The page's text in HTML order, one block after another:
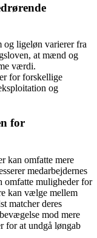
og ligeløn varierer fra
at mænd og
værdi.
for forskellige
og
for
kan omfatte mere
medarbejdernes
omfatte muligheder for
kan vælge mellem
matcher deres
mod mere
for at undgå løngab